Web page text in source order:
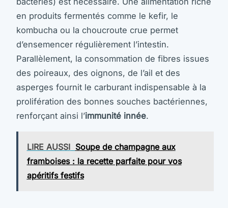
en produits fermentés comme le kefir, le
kombucha ou la choucroute crue permet
d’ensemencer régulièrement l’intestin.
Parallèlement, la consommation de fibres issues
des poireaux, des oignons, de l’ail et des
asperges fournit le carburant indispensable à la
prolifération des bonnes souches bactériennes,
renforçant ainsi l’immunité innée.
LIRE AUSSI Soupe de champagne aux
framboises : la recette parfaite pour vos
apéritifs festifs